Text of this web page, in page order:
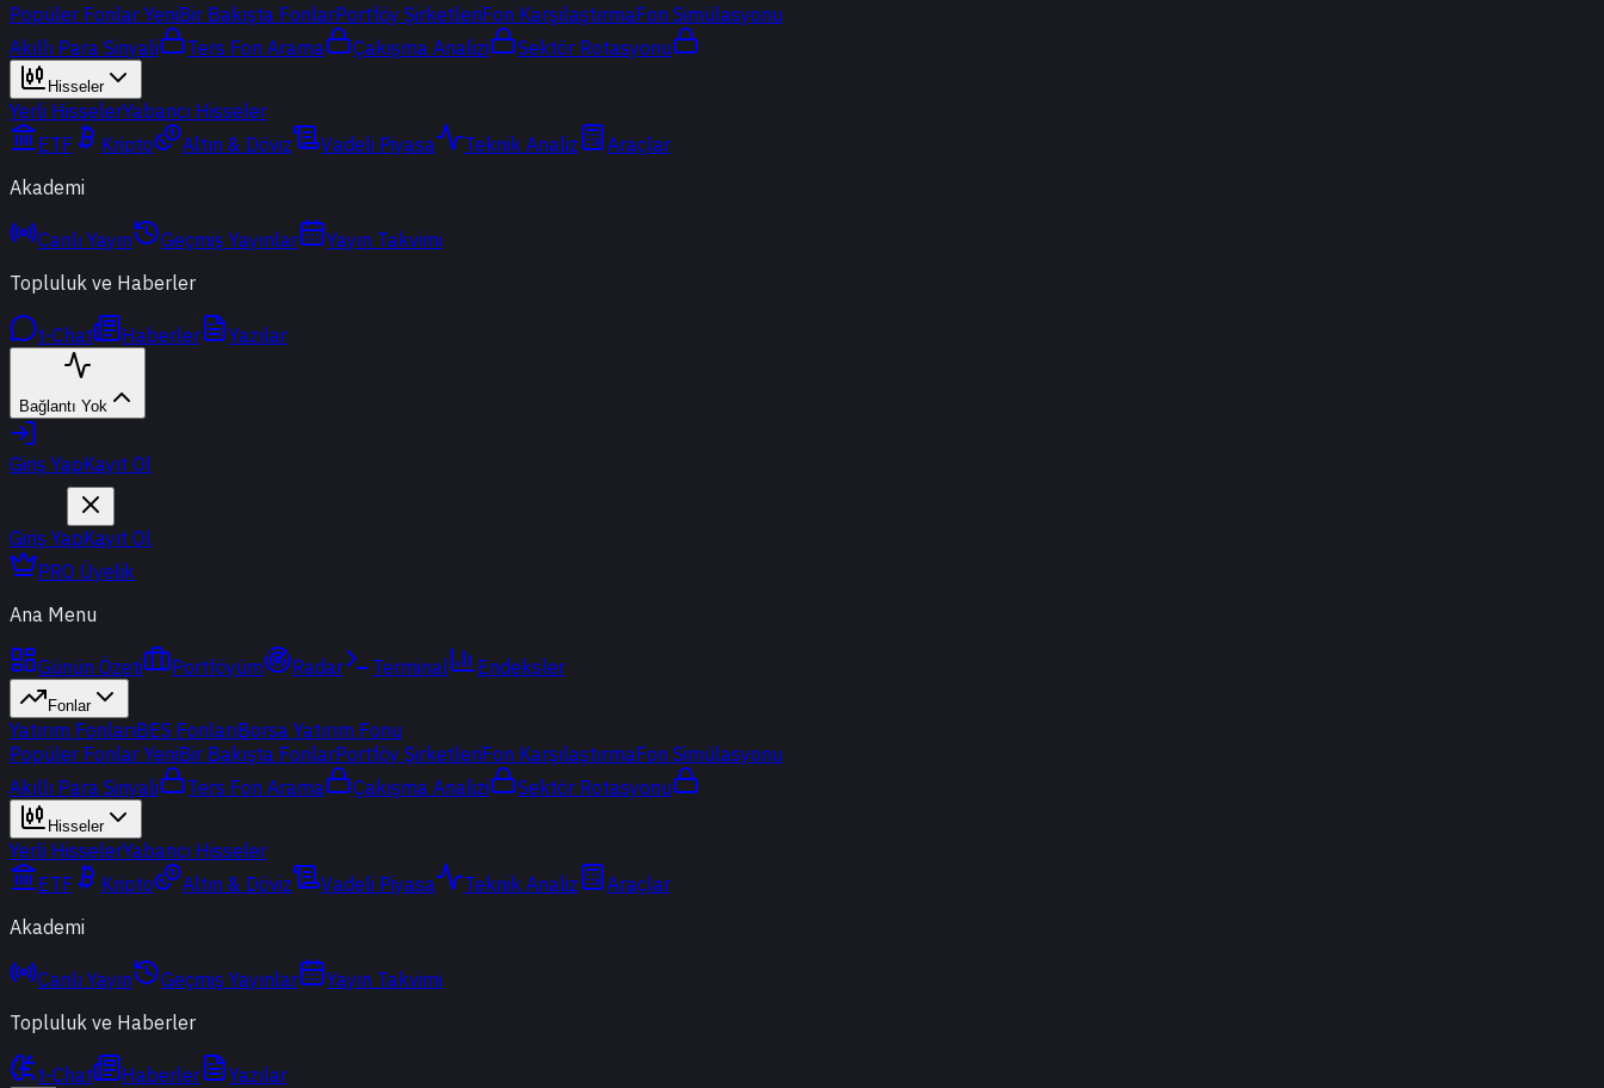
Popüler Fonlar YeniBir Bakışta FonlarPortföy ŞirketleriFon KarşılaştırmaFon Simülasyonu
Akıllı Para Sinyali
Ters Fon Arama Çakışma Analizi Sektör Rotasyonu
Hisseler
Yerli HisselerYabancı Hisseler
ETF
Kripto Altın & Döviz Vadeli Piyasa Teknik Analiz
Araçlar
Akademi
Canlı Yayın Geçmiş Yayınlar
Yayın Takvimi
Topluluk ve Haberler
t-Chat Haberler Yazılar
Bağlantı Yok
Giriş YapKayıt Ol
Giriş YapKayıt Ol
PRO Üyelik
Ana Menu
Günün Özeti Portföyüm Radar Terminal Endeksler
Fonlar
Yatırım FonlarıBES FonlarıBorsa Yatırım Fonu
Popüler Fonlar YeniBir Bakışta FonlarPortföy ŞirketleriFon KarşılaştırmaFon Simülasyonu
Akıllı Para Sinyali
Ters Fon Arama Çakışma Analizi Sektör Rotasyonu
Hisseler
Yerli HisselerYabancı Hisseler
ETF
Kripto Altın & Döviz Vadeli Piyasa Teknik Analiz
Araçlar
Akademi
Canlı Yayın Geçmiş Yayınlar
Yayın Takvimi
Topluluk ve Haberler
t-Chat Haberler Yazılar